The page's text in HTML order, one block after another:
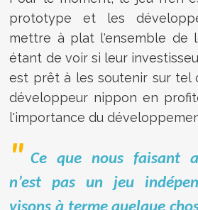
prototype et les
mettre à plat l'ensemble de
étant de voir si leur
est prêt à les soutenir sur tel
développeur nippon en
l'importance du
Ce que nous faisant
n’est pas un jeu